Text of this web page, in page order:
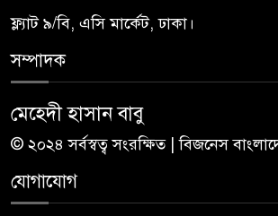
ফ্ল্যাট ৯/বি, এসি মার্কেট, ঢাকা।
সম্পাদক
মেহেদী হাসান বাবু
© ২০২৪ সর্বস্বত্ব সংরক্ষিত | বিজনেস
যোগাযোগ